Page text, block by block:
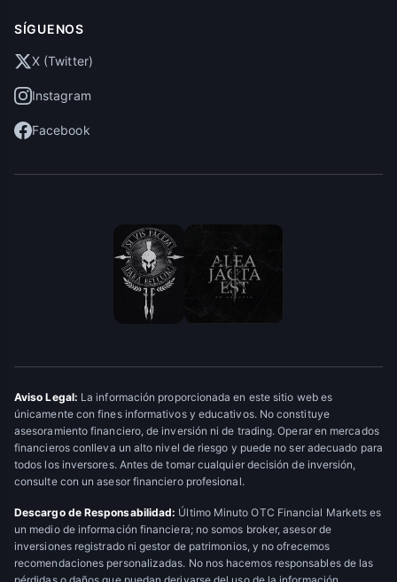
SÍGUENOS
X (Twitter)
Instagram
Facebook
Aviso Legal: La información proporcionada en este sitio web es
únicamente con fines informativos y educativos. No constituye
asesoramiento financiero, de inversión ni de trading. Operar en mercados
financieros conlleva un alto nivel de riesgo y puede no ser adecuado para
todos los inversores. Antes de tomar cualquier decisión de inversión,
consulte con un asesor financiero profesional.
Descargo de Responsabilidad: Último Minuto OTC Financial Markets es
un medio de información financiera; no somos broker, asesor de
inversiones registrado ni gestor de patrimonios, y no ofrecemos
recomendaciones personalizadas. No nos hacemos responsables de las